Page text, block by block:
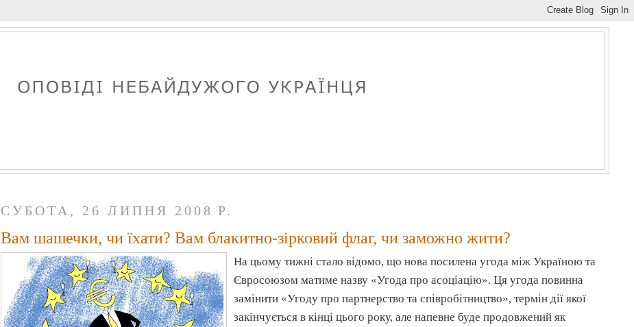
СУБОТА, 26 ЛИПНЯ 2008 Р.
Вам шашечки, чи їхати? Вам блакитно-зірковий флаг, чи заможно жити?
На цьому тижні стало відомо, що нова посилена угода між Україною та
Євросоюзом матиме назву «Угода про асоціацію». Ця угода повинна
замінити «Угоду про партнерство та співробітництво», термін дії якої
закінчується в кінці цього року, але напевне буде продовжений як